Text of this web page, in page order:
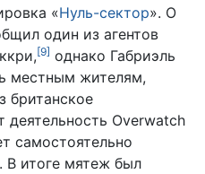
«Нуль-сектор». О
один из агентов
[9] однако Габриэль
местным жителям,
британское
деятельность Overwatch
самостоятельно
В итоге мятеж был